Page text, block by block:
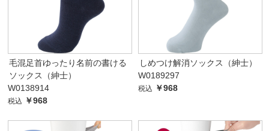
毛混足首ゆったり名前の書ける
ソックス（紳士）
W0138914
税込 ￥968
しめつけ解消ソックス（紳士）
W0189297
税込 ￥968